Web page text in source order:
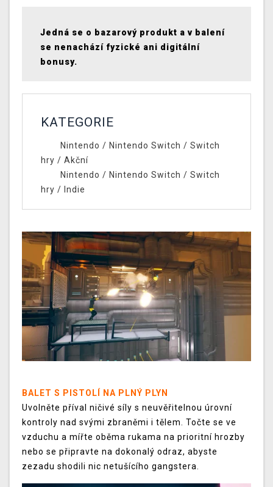
Jedná se o bazarový produkt a v balení
se nenachází fyzické ani digitální
bonusy.
KATEGORIE
Nintendo / Nintendo Switch / Switch
hry / Akční
Nintendo / Nintendo Switch / Switch
hry / Indie
BALET S PISTOLÍ NA PLNÝ PLYN
Uvolněte příval ničivé síly s neuvěřitelnou úrovní
kontroly nad svými zbraněmi i tělem. Točte se ve
vzduchu a mířte oběma rukama na prioritní hrozby
nebo se připravte na dokonalý odraz, abyste
zezadu shodili nic netušícího gangstera.